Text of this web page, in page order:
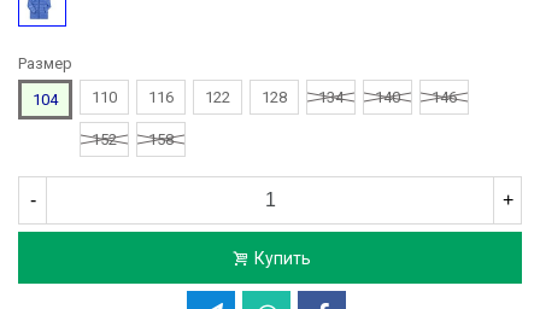
Размер
104
110 116 122 128 134 140 146
152 158
- +
Купить